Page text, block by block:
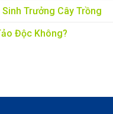
Trưởng Cây Trồng
Độc Không?